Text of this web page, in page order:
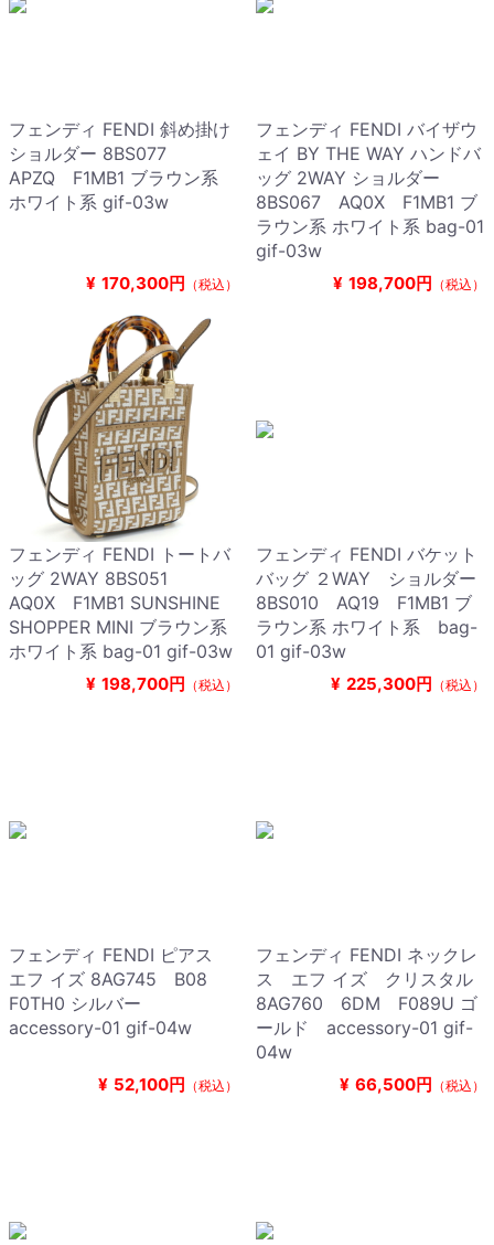
フェンディ FENDI 斜め掛け
ショルダー 8BS077
APZQ F1MB1 ブラウン系
ホワイト系 gif-03w
¥ 170,300円 （税込）
フェンディ FENDI バイザウ
ェイ BY THE WAY ハンドバ
ッグ 2WAY ショルダー
8BS067 AQ0X F1MB1 ブ
ラウン系 ホワイト系 bag-01
gif-03w
¥ 198,700円 （税込）
フェンディ FENDI トートバ
ッグ 2WAY 8BS051
AQ0X F1MB1 SUNSHINE
SHOPPER MINI ブラウン系
ホワイト系 bag-01 gif-03w
¥ 198,700円 （税込）
フェンディ FENDI バケット
バッグ ２WAY ショルダー
8BS010 AQ19 F1MB1 ブ
ラウン系 ホワイト系 bag-
01 gif-03w
¥ 225,300円 （税込）
フェンディ FENDI ピアス
エフ イズ 8AG745 B08
F0TH0 シルバー
accessory-01 gif-04w
¥ 52,100円 （税込）
フェンディ FENDI ネックレ
ス エフ イズ クリスタル
8AG760 6DM F089U ゴ
ールド accessory-01 gif-
04w
¥ 66,500円 （税込）